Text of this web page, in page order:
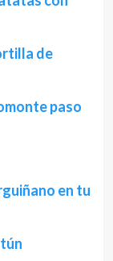
de
paso
en tu